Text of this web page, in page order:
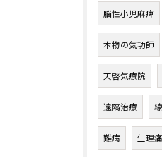
脳性小児麻痺
本物の気功師
天啓気療院
遠隔治療
難病 生理痛